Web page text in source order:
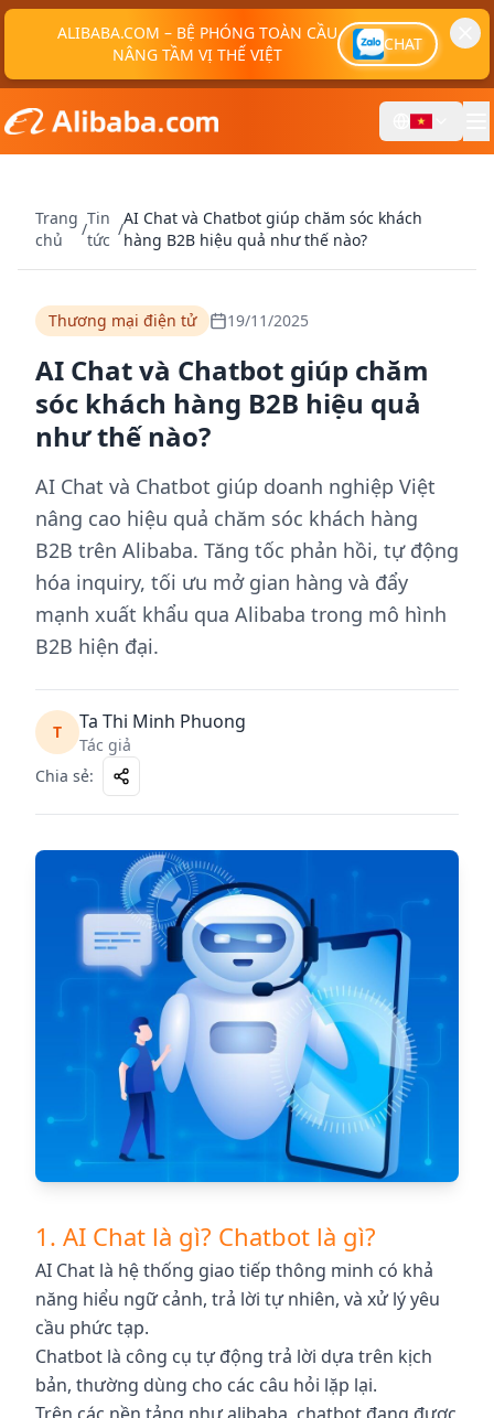
ALIBABA.COM – BỆ PHÓNG TOÀN CẦU
NÂNG TẦM VỊ THẾ VIỆT
CHAT
Trang
chủ
/
Tin
tức
/
AI Chat và Chatbot giúp chăm sóc khách
hàng B2B hiệu quả như thế nào?
Thương mại điện tử 19/11/2025
AI Chat và Chatbot giúp chăm
sóc khách hàng B2B hiệu quả
như thế nào?
AI Chat và Chatbot giúp doanh nghiệp Việt
nâng cao hiệu quả chăm sóc khách hàng
B2B trên Alibaba. Tăng tốc phản hồi, tự động
hóa inquiry, tối ưu mở gian hàng và đẩy
mạnh xuất khẩu qua Alibaba trong mô hình
B2B hiện đại.
T Ta Thi Minh Phuong
Tác giả
Chia sẻ:
1. AI Chat là gì? Chatbot là gì?
AI Chat là hệ thống giao tiếp thông minh có khả
năng hiểu ngữ cảnh, trả lời tự nhiên, và xử lý yêu
cầu phức tạp.
Chatbot là công cụ tự động trả lời dựa trên kịch
bản, thường dùng cho các câu hỏi lặp lại.